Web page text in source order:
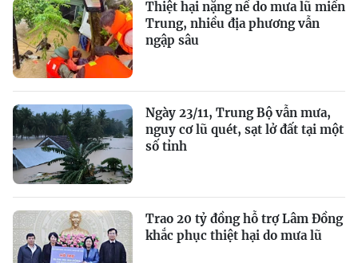
Thiệt hại nặng nề do mưa lũ miền
Trung, nhiều địa phương vẫn
ngập sâu
Ngày 23/11, Trung Bộ vẫn mưa,
nguy cơ lũ quét, sạt lở đất tại một
số tỉnh
Trao 20 tỷ đồng hỗ trợ Lâm Đồng
khắc phục thiệt hại do mưa lũ